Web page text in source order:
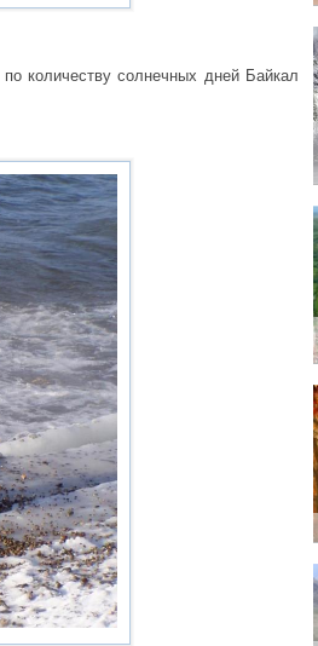
количеству солнечных дней Байкал